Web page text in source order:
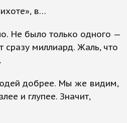
в…
Не было только одного —
сразу миллиард. Жаль, что
добрее. Мы же видим,
и глупее. Значит,